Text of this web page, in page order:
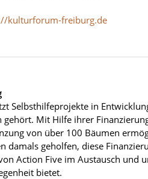
kulturforum-freiburg.de
Selbsthilfeprojekte in
gehört. Mit Hilfe ihrer
von über 100 Bäumen
damals geholfen, diese
Action Five im Austausch und
bietet.